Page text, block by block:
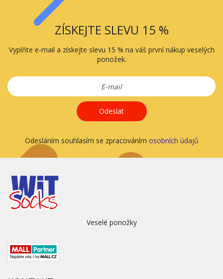
ZÍSKEJTE SLEVU 15 %
Vyplňte e-mail a získejte slevu 15 % na váš první nákup veselých
ponožek.
Odeslat
Odesláním souhlasím se zpracováním osobních údajů
Veselé ponožky